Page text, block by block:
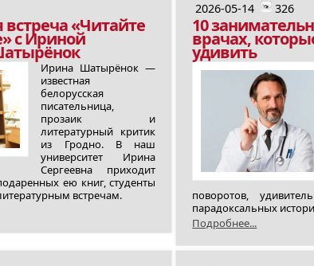
«Читайте
с Ириной
Ирина Шатырёнок —
известная
белорусская
писательница,
прозаик и
литературный критик
из Гродно. В наш
университет Ирина
Сергеевна приходит
ею книг, студенты
встречам.
2026-05-14 326
10
врачах,
удивить
поворотов,
парадоксальных
Подробнее...